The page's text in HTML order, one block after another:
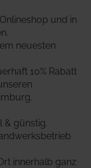
und in
neuesten
10% Rabatt
günstig.
innerhalb ganz